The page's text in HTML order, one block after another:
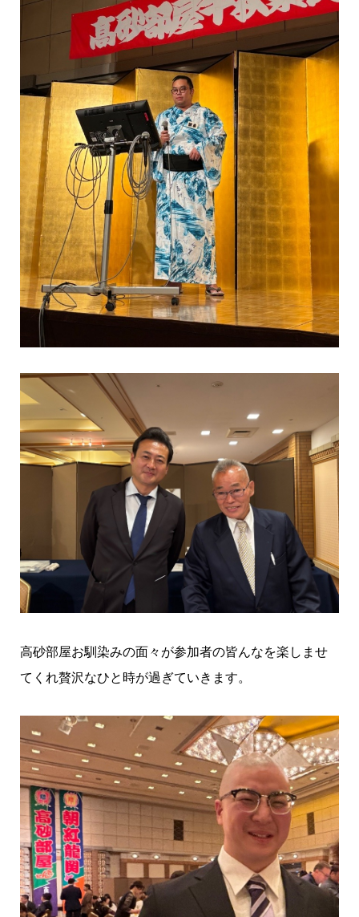
高砂部屋お馴染みの面々が参加者の皆んなを楽しませ
てくれ贅沢なひと時が過ぎていきます。